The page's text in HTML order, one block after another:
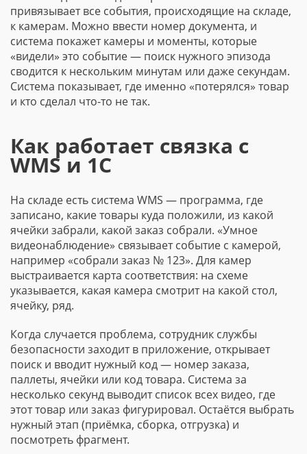
привязывает все события, происходящие на складе,
к камерам. Можно ввести номер документа, и
система покажет камеры и моменты, которые
«видели» это событие — поиск нужного эпизода
сводится к нескольким минутам или даже секундам.
Система показывает, где именно «потерялся» товар
и кто сделал что-то не так.
Как работает связка с
WMS и 1С
На складе есть система WMS — программа, где
записано, какие товары куда положили, из какой
ячейки забрали, какой заказ собрали. «Умное
видеонаблюдение» связывает событие с камерой,
например «собрали заказ № 123». Для камер
выстраивается карта соответствия: на схеме
указывается, какая камера смотрит на какой стол,
ячейку, ряд.
Когда случается проблема, сотрудник службы
безопасности заходит в приложение, открывает
поиск и вводит нужный код — номер заказа,
паллеты, ячейки или код товара. Система за
несколько секунд выводит список всех видео, где
этот товар или заказ фигурировал. Остаётся выбрать
нужный этап (приёмка, сборка, отгрузка) и
посмотреть фрагмент.